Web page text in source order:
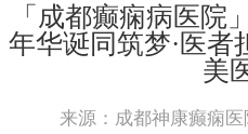
「成都癫痫病医院
年华诞同筑梦·医者
美
来源：成都神康癫痫医